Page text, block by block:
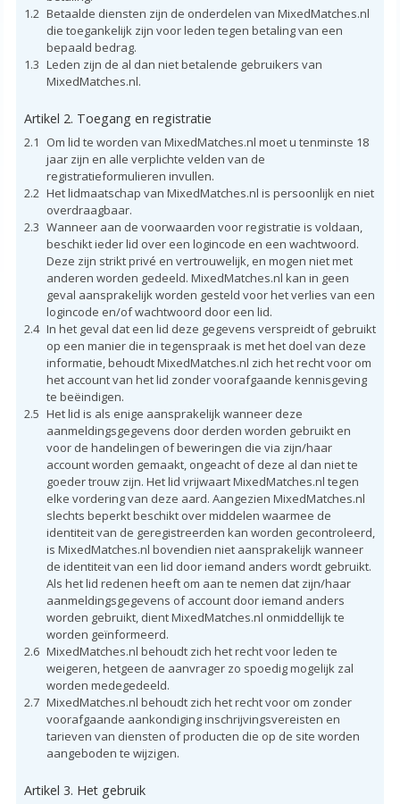
1.2 Betaalde diensten zijn de onderdelen van MixedMatches.nl
die toegankelijk zijn voor leden tegen betaling van een
bepaald bedrag.
1.3 Leden zijn de al dan niet betalende gebruikers van
MixedMatches.nl.
Artikel 2. Toegang en registratie
2.1
Om lid te worden van MixedMatches.nl moet u tenminste 18
jaar zijn en alle verplichte velden van de
registratieformulieren invullen.
2.2 Het lidmaatschap van MixedMatches.nl is persoonlijk en niet
overdraagbaar.
2.3 Wanneer aan de voorwaarden voor registratie is voldaan,
beschikt ieder lid over een logincode en een wachtwoord.
Deze zijn strikt privé en vertrouwelijk, en mogen niet met
anderen worden gedeeld. MixedMatches.nl kan in geen
geval aansprakelijk worden gesteld voor het verlies van een
logincode en/of wachtwoord door een lid.
2.4 In het geval dat een lid deze gegevens verspreidt of gebruikt
op een manier die in tegenspraak is met het doel van deze
informatie, behoudt MixedMatches.nl zich het recht voor om
het account van het lid zonder voorafgaande kennisgeving
te beëindigen.
2.5 Het lid is als enige aansprakelijk wanneer deze
aanmeldingsgegevens door derden worden gebruikt en
voor de handelingen of beweringen die via zijn/haar
account worden gemaakt, ongeacht of deze al dan niet te
goeder trouw zijn. Het lid vrijwaart MixedMatches.nl tegen
elke vordering van deze aard. Aangezien MixedMatches.nl
slechts beperkt beschikt over middelen waarmee de
identiteit van de geregistreerden kan worden gecontroleerd,
is MixedMatches.nl bovendien niet aansprakelijk wanneer
de identiteit van een lid door iemand anders wordt gebruikt.
Als het lid redenen heeft om aan te nemen dat zijn/haar
aanmeldingsgegevens of account door iemand anders
worden gebruikt, dient MixedMatches.nl onmiddellijk te
worden geïnformeerd.
2.6 MixedMatches.nl behoudt zich het recht voor leden te
weigeren, hetgeen de aanvrager zo spoedig mogelijk zal
worden medegedeeld.
2.7 MixedMatches.nl behoudt zich het recht voor om zonder
voorafgaande aankondiging inschrijvingsvereisten en
tarieven van diensten of producten die op de site worden
aangeboden te wijzigen.
Artikel 3. Het gebruik